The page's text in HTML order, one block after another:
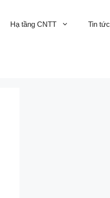
Hạ tầng CNTT Tin tức